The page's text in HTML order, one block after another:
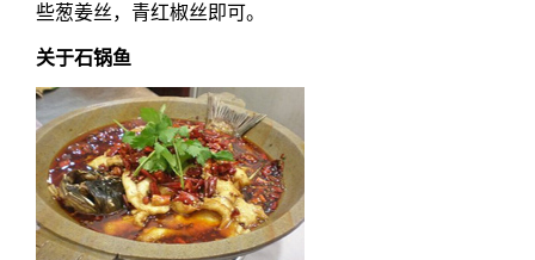
些葱姜丝，青红椒丝即可。
关于石锅鱼